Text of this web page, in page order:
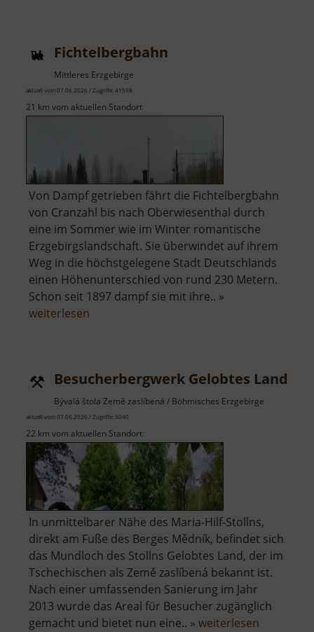
Fichtelbergbahn
Mittleres Erzgebirge
aktuell vom 07.06.2026 / Zugriffe: 41598
21 km vom aktuellen Standort
Von Dampf getrieben fährt die Fichtelbergbahn
von Cranzahl bis nach Oberwiesenthal durch
eine im Sommer wie im Winter romantische
Erzgebirgslandschaft. Sie überwindet auf ihrem
Weg in die höchstgelegene Stadt Deutschlands
einen Höhenunterschied von rund 230 Metern.
Schon seit 1897 dampf sie mit ihre.. »
weiterlesen
Besucherbergwerk Gelobtes Land
Bývalá štola Země zaslíbená / Böhmisches Erzgebirge
aktuell vom 07.06.2026 / Zugriffe: 3040
22 km vom aktuellen Standort
In unmittelbarer Nähe des Maria-Hilf-Stollns,
direkt am Fuße des Berges Mědník, befindet sich
das Mundloch des Stollns Gelobtes Land, der im
Tschechischen als Země zaslíbená bekannt ist.
Nach einer umfassenden Sanierung im Jahr
2013 wurde das Areal für Besucher zugänglich
gemacht und bietet nun eine.. » weiterlesen